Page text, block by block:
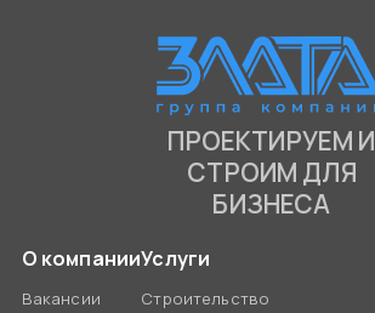
ПРОЕКТИРУЕМ И
СТРОИМ ДЛЯ
БИЗНЕСА
О компании
Вакансии
Услуги
Строительство